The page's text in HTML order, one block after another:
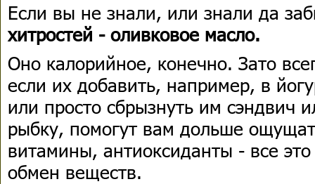
Если вы не знали, или знали да
хитростей - оливковое масло.
Оно калорийное, конечно. Зато
если их добавить, например, в
или просто сбрызнуть им сэндвич
рыбку, помогут вам дольше
витамины, антиоксиданты - все
обмен веществ.